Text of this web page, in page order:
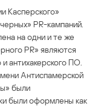
Касперского»
PR-кампаний.
на одни и те же
PR» являются
антихакерского ПО.
Антиспамерской
были
были оформлены как